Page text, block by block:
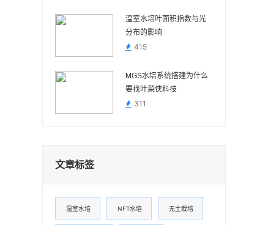
温室水培叶面积指数与光
分布的影响
415
MGS水培系统搭建为什么
要找叶菜侠科技
311
文章标签
温室水培 NFT水培 无土栽培